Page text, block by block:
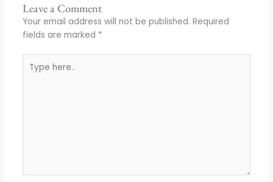
Leave a Comment
Your email address will not be published. Required
fields are marked *
here..